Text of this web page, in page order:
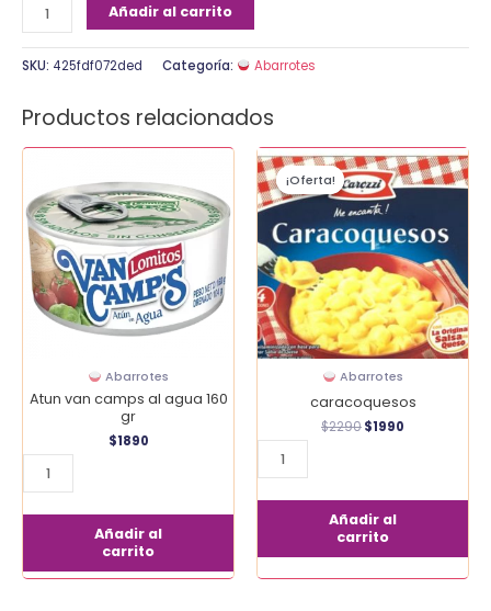
Añadir al carrito
SKU: 425fdf072ded Categoría: Abarrotes
Productos relacionados
Abarrotes
Atun van camps al agua 160
gr
$1890
camps
al
agua
160
gr
cantidad
Añadir al
carrito
¡Oferta!
¡Oferta!
Abarrotes
caracoquesos
$2290
El
precio
original
era:
$2290.
$1990
El
precio
actual
caracoquesos
cantidad
Añadir al
carrito